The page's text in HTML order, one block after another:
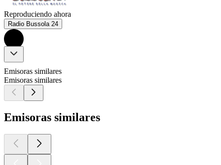
Reproduciendo ahora
Radio Bussola 24
Emisoras similares
Emisoras similares
Emisoras similares